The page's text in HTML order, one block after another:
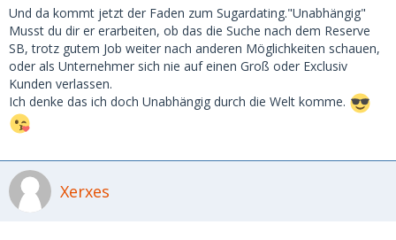
Und da kommt jetzt der Faden zum Sugardating."Unabhängig"
Musst du dir er erarbeiten, ob das die Suche nach dem Reserve
SB, trotz gutem Job weiter nach anderen Möglichkeiten schauen,
oder als Unternehmer sich nie auf einen Groß oder Exclusiv
Kunden verlassen.
Ich denke das ich doch Unabhängig durch die Welt komme.
Xerxes